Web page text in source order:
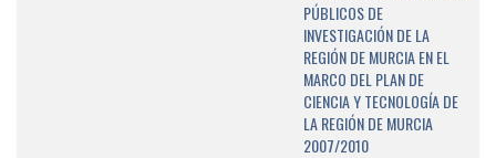
PÚBLICOS DE
INVESTIGACIÓN DE LA
REGIÓN DE MURCIA EN EL
MARCO DEL PLAN DE
CIENCIA Y TECNOLOGÍA DE
LA REGIÓN DE MURCIA
2007/2010